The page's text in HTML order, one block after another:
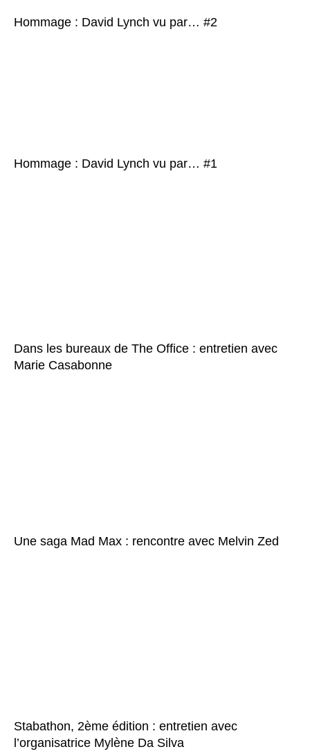
Hommage : David Lynch vu par… #2
Hommage : David Lynch vu par… #1
Dans les bureaux de The Office : entretien avec
Marie Casabonne
Une saga Mad Max : rencontre avec Melvin Zed
Stabathon, 2ème édition : entretien avec
l’organisatrice Mylène Da Silva